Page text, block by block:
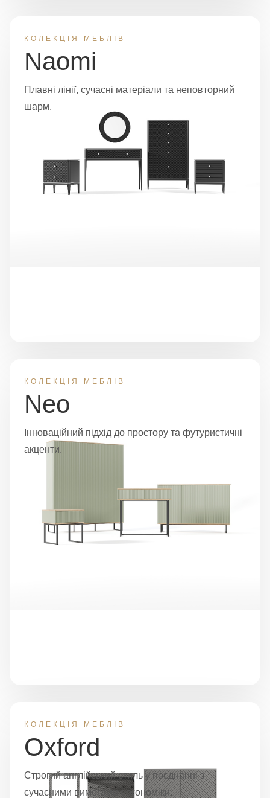
КОЛЕКЦІЯ МЕБЛІВ
Naomi
Плавні лінії, сучасні матеріали та неповторний
шарм.
КОЛЕКЦІЯ МЕБЛІВ
Neo
Інноваційний підхід до простору та футуристичні
акценти.
КОЛЕКЦІЯ МЕБЛІВ
Oxford
Строгий англійський стиль у поєднанні з
сучасними вимогами ергономіки.